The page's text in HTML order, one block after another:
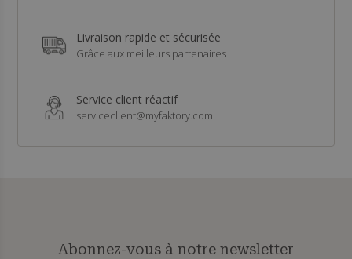
Livraison rapide et sécurisée
Grâce aux meilleurs partenaires
Service client réactif
serviceclient@myfaktory.com
Abonnez-vous à notre newsletter